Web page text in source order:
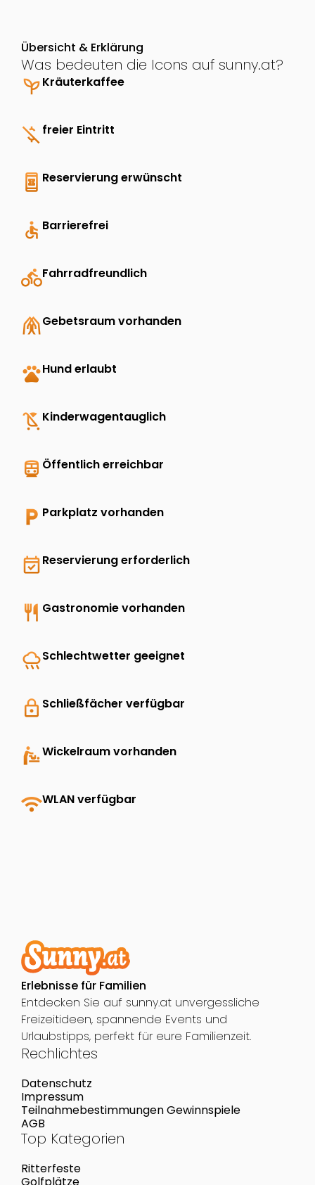
Übersicht & Erklärung
Was bedeuten die Icons auf sunny.at?
psychiatryKräuterkaffee
money_off freier Eintritt
book_online Reservierung erwünscht
accessible Barrierefrei
directions_bikeFahrradfreundlich
folded_handsGebetsraum vorhanden
petsHund erlaubt
child_friendly Kinderwagentauglich
directions_transit Öffentlich erreichbar
local_parking Parkplatz vorhanden
event_availableReservierung erforderlich
restaurant Gastronomie vorhanden
rainySchlechtwetter geeignet
lock Schließfächer verfügbar
baby_changing_stationWickelraum vorhanden
wifiWLAN verfügbar
Erlebnisse für Familien
Entdecken Sie auf sunny.at unvergessliche
Freizeitideen, spannende Events und
Urlaubstipps, perfekt für eure Familienzeit.
Rechlichtes
Datenschutz
Impressum
Teilnahmebestimmungen Gewinnspiele
AGB
Top Kategorien
Ritterfeste